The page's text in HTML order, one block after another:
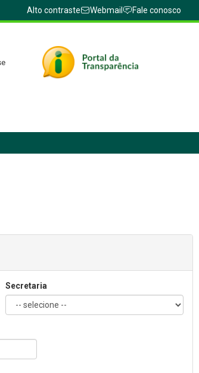
Alto contraste Webmail Fale conosco
Secretaria